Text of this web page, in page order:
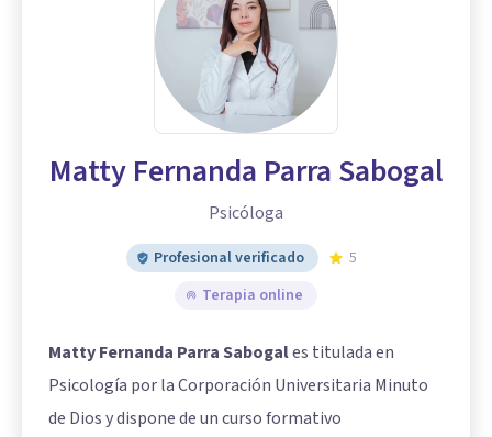
Matty Fernanda Parra Sabogal
Psicóloga
Profesional verificado
5
Terapia online
Matty Fernanda Parra Sabogales titulada en
Psicología por la Corporación Universitaria Minuto
de Dios y dispone de un curso formativo